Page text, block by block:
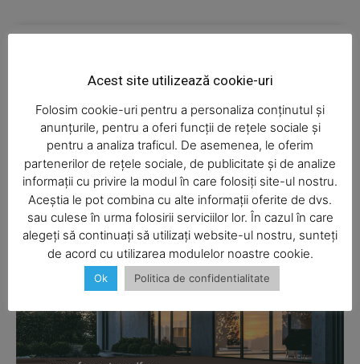
SUBSCRIBE NOW
Company
About
Contact us
Acest site utilizează cookie-uri
Folosim cookie-uri pentru a personaliza conținutul și
anunțurile, pentru a oferi funcții de rețele sociale și
pentru a analiza traficul. De asemenea, le oferim
partenerilor de rețele sociale, de publicitate și de analize
informații cu privire la modul în care folosiți site-ul nostru.
Aceștia le pot combina cu alte informații oferite de dvs.
sau culese în urma folosirii serviciilor lor. În cazul în care
alegeți să continuați să utilizați website-ul nostru, sunteți
de acord cu utilizarea modulelor noastre cookie.
Ok Politica de confidentialitate